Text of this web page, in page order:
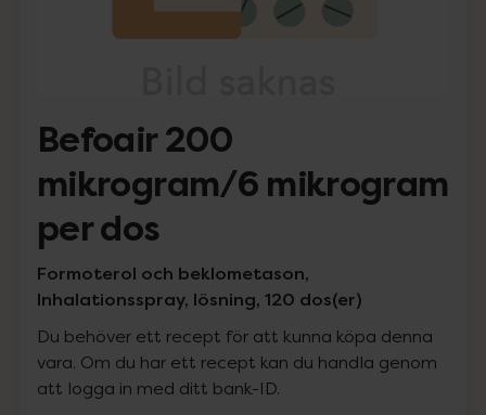
Befoair 200
mikrogram/6 mikrogram
per dos
Formoterol och beklometason,
Inhalationsspray, lösning, 120 dos(er)
Du behöver ett recept för att kunna köpa denna
vara. Om du har ett recept kan du handla genom
att logga in med ditt bank-ID.